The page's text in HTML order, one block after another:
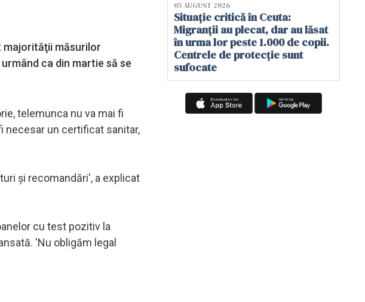
majorităţii măsurilor
ca din martie să se
telemunca nu va mai fi
necesar un certificat sanitar,
şi recomandări', a explicat
cu test pozitiv la
'Nu obligăm legal
05 AUGUST 2026
Situație critică în Ceuta:
Migranții au plecat, dar au lăsat
în urma lor peste 1.000 de copii.
Centrele de protecție sunt
sufocate